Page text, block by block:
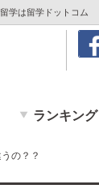
学は留学ドットコム
ランキング
の？？